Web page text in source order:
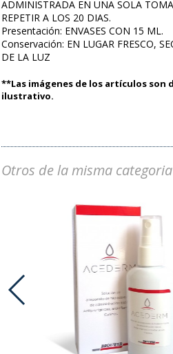
ADMINISTRADA EN UNA SOLA
REPETIR A LOS 20 DIAS.
Presentación: ENVASES CON 15 ML.
Conservación: EN LUGAR FRESCO,
DE LA LUZ
**Las imágenes de los artículos son
ilustrativo.
Otros de la misma categoria